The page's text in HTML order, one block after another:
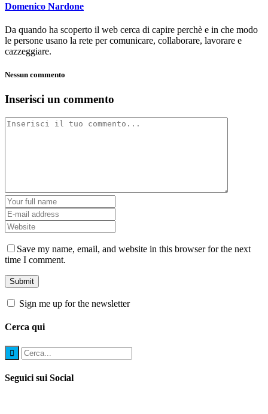
Domenico Nardone
Da quando ha scoperto il web cerca di capire perchè e in che modo
le persone usano la rete per comunicare, collaborare, lavorare e
cazzeggiare.
Nessun commento
Inserisci un commento
Save my name, email, and website in this browser for the next
time I comment.
Sign me up for the newsletter
Cerca qui
Seguici sui Social